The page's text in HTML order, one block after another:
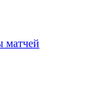
матчей